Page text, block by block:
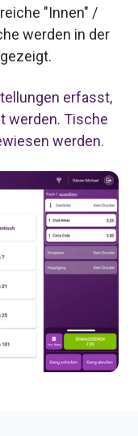
"Innen" /
werden in der
erfasst,
werden. Tische
werden.